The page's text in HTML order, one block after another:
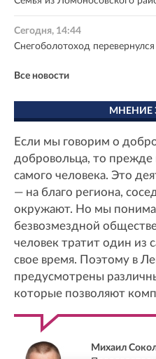
Сегодня, 14:44
Снегоболотоход
Все новости
МНЕНИЕ
Если мы говорим о
добровольца, то прежде
самого человека. Это
— на благо региона,
окружают. Но мы
безвозмездной
человек тратит один из
свое время. Поэтому в
предусмотрены
которые позволяют
Михаил